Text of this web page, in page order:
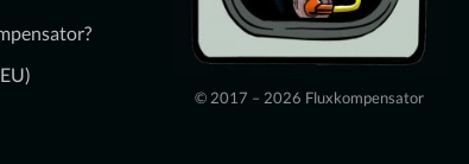
© 2017 – 2026 Fluxkompensator